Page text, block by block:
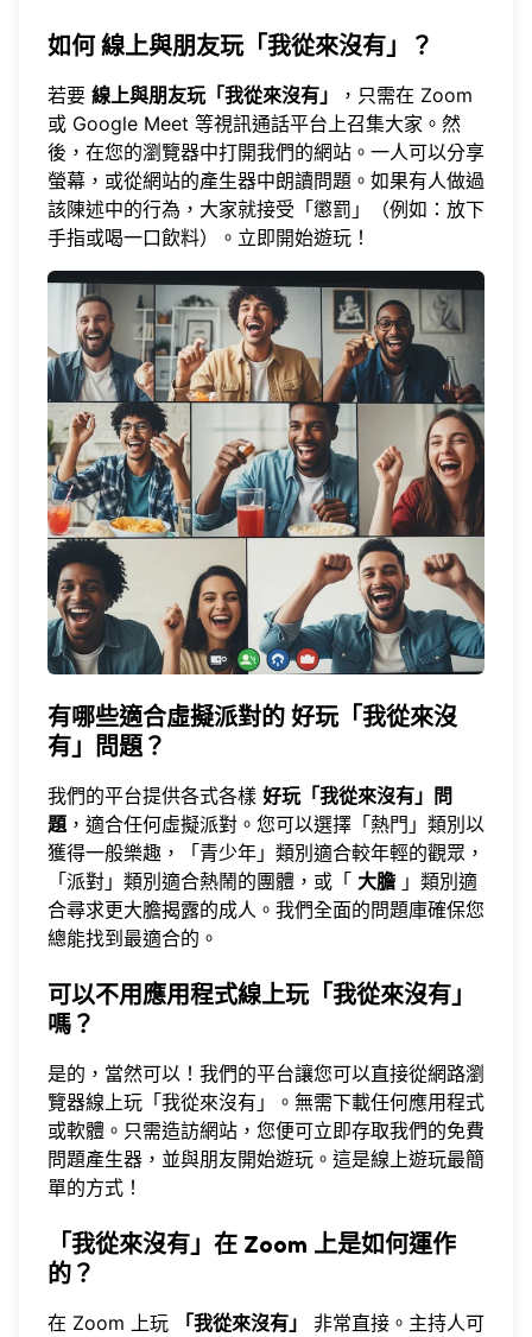
如何 線上與朋友玩「我從來沒有」 ？
若要 線上與朋友玩「我從來沒有」
，只需在 Zoom
或 Google Meet 等視訊通話平台上召集大家。然
後，在您的瀏覽器中打開我們的網站 。一人可以分享
螢幕，或從網站的產生器中朗讀問題。如果有人做過
該陳述中的行為，大家就接受「懲罰」（例如：放下
手指或喝一口飲料）。立即開始遊玩 ！
有哪些適合虛擬派對的 好玩「我從來沒
有」問題？
我們的平台提供各式各樣 好玩「我從來沒有」問
題，適合任何虛擬派對。您可以選擇「熱門」類別以
獲得一般樂趣，「青少年」類別適合較年輕的觀眾，
「派對」類別適合熱鬧的團體，或「 大膽 」類別適
合尋求更大膽揭露的成人。我們全面的問題庫確保您
總能找到最適合的。
可以不用應用程式線上玩「我從來沒有」
嗎？
是的，當然可以！我們的平台讓您可以直接從網路瀏
覽器線上玩「我從來沒有」
。無需下載任何應用程式
或軟體。只需造訪網站，您便可立即存取我們的免費
問題產生器，並與朋友開始遊玩。這是線上遊玩最簡
單的方式！
「我從來沒有」在 Zoom 上是如何運作
的？
在 Zoom 上玩 「我從來沒有」
非常直接。主持人可